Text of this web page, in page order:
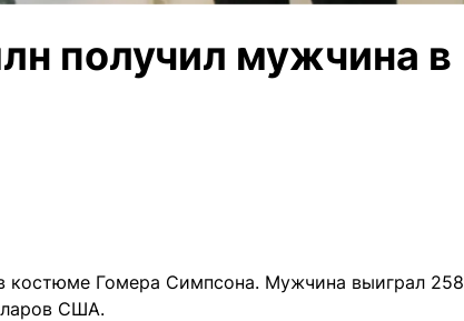
получил мужчина в
костюме Гомера Симпсона. Мужчина выиграл 258
США.